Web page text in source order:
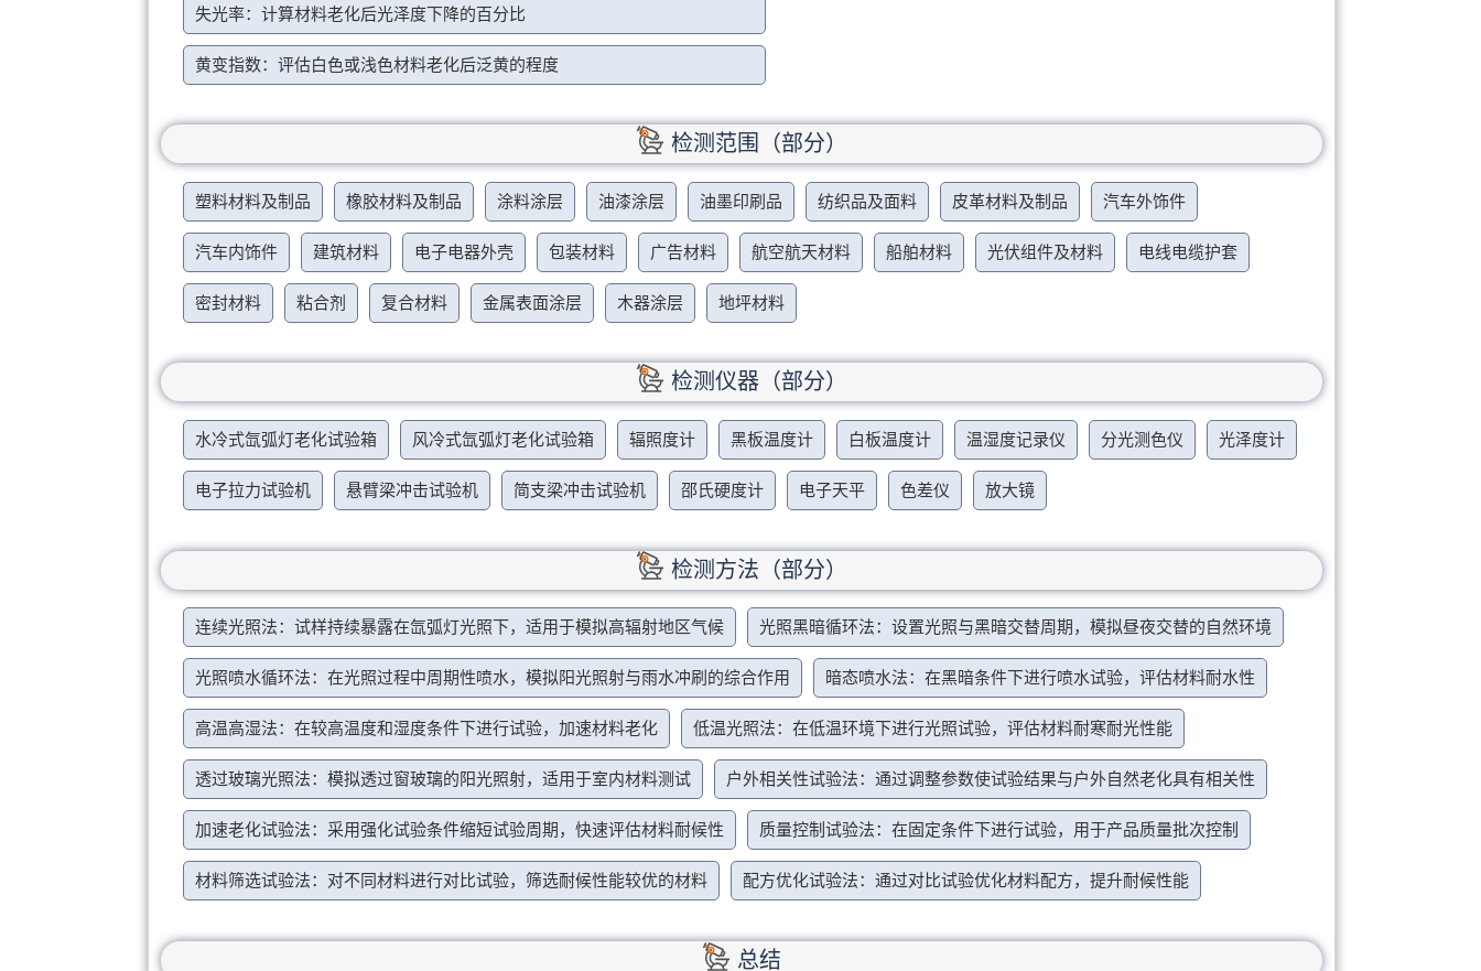
失光率：计算材料老化后光泽度下降的百分比
黄变指数：评估白色或浅色材料老化后泛黄的程度
检测范围（部分）
塑料材料及制品 橡胶材料及制品 涂料涂层 油漆涂层 油墨印刷品 纺织品及面料 皮革材料及制品 汽车外饰件
汽车内饰件 建筑材料 电子电器外壳 包装材料 广告材料 航空航天材料 船舶材料 光伏组件及材料 电线电缆护套
密封材料 粘合剂 复合材料 金属表面涂层 木器涂层 地坪材料
检测仪器（部分）
水冷式氙弧灯老化试验箱 风冷式氙弧灯老化试验箱 辐照度计 黑板温度计 白板温度计 温湿度记录仪 分光测色仪 光泽度计
电子拉力试验机 悬臂梁冲击试验机 简支梁冲击试验机 邵氏硬度计 电子天平 色差仪 放大镜
检测方法（部分）
连续光照法：试样持续暴露在氙弧灯光照下，适用于模拟高辐射地区气候 光照黑暗循环法：设置光照与黑暗交替周期，模拟昼夜交替的自然环境
光照喷水循环法：在光照过程中周期性喷水，模拟阳光照射与雨水冲刷的综合作用 暗态喷水法：在黑暗条件下进行喷水试验，评估材料耐水性
高温高湿法：在较高温度和湿度条件下进行试验，加速材料老化 低温光照法：在低温环境下进行光照试验，评估材料耐寒耐光性能
透过玻璃光照法：模拟透过窗玻璃的阳光照射，适用于室内材料测试 户外相关性试验法：通过调整参数使试验结果与户外自然老化具有相关性
加速老化试验法：采用强化试验条件缩短试验周期，快速评估材料耐候性 质量控制试验法：在固定条件下进行试验，用于产品质量批次控制
材料筛选试验法：对不同材料进行对比试验，筛选耐候性能较优的材料 配方优化试验法：通过对比试验优化材料配方，提升耐候性能
总结